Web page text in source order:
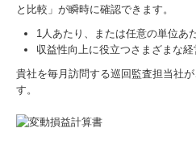
と比較」が瞬時に確認できます。
1人あたり、または任意の単位あ
収益性向上に役立つさまざまな経
貴社を毎月訪問する巡回監査担当社
す。